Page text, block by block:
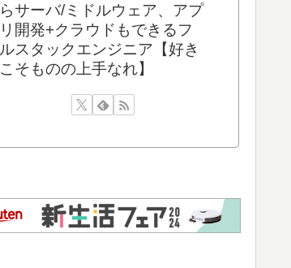
らサーバ/ミドルウェア、アプ
リ開発+クラウドもできるフ
ルスタックエンジニア【好き
こそものの上手なれ】